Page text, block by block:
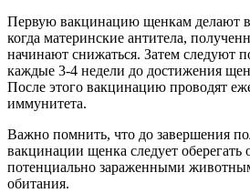
Первую вакцинацию щенкам делают в
когда материнские антитела,
начинают снижаться. Затем следуют
каждые 3-4 недели до достижения
После этого вакцинацию проводят
иммунитета.
Важно помнить, что до завершения
вакцинации щенка следует оберегать
потенциально зараженными
обитания.